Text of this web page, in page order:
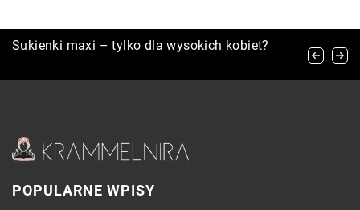
Poradnik użytkownika: Jak prawidłowo dobrać i
Sukienki maxi – tylko dla wysokich kobiet?
Stylowe sposoby na włączenie kultowych
POPULARNE WPISY